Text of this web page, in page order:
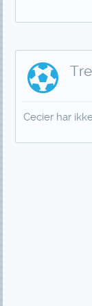
Cecier har